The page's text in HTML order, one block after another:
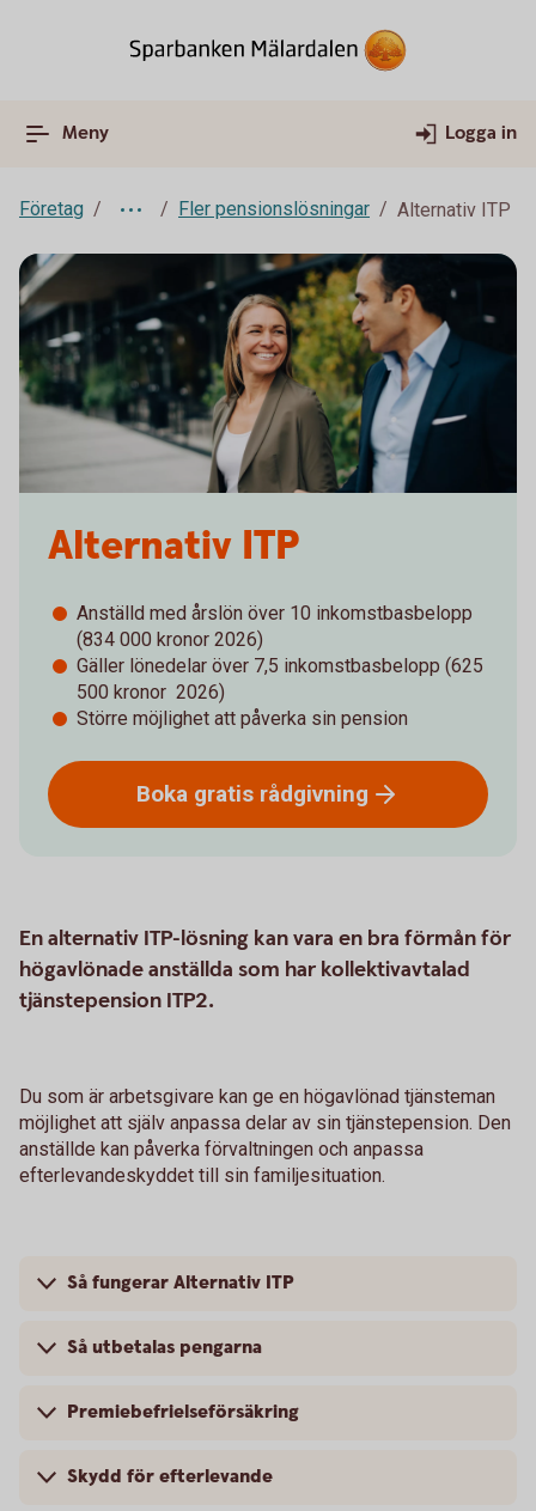
Meny Logga in
Företag Fler pensionslösningar Alternativ ITP
Alternativ ITP
Anställd med årslön över 10 inkomstbasbelopp
(834 000 kronor 2026)
Gäller lönedelar över 7,5 inkomstbasbelopp (625
500 kronor 2026)
Större möjlighet att påverka sin pension
Boka gratis rådgivning
En alternativ ITP-lösning kan vara en bra förmån för
högavlönade anställda som har kollektivavtalad
tjänstepension ITP2.
Du som är arbetsgivare kan ge en högavlönad tjänsteman
möjlighet att själv anpassa delar av sin tjänstepension. Den
anställde kan påverka förvaltningen och anpassa
efterlevandeskyddet till sin familjesituation.
Så fungerar Alternativ ITP
Så utbetalas pengarna
Premiebefrielseförsäkring
Skydd för efterlevande